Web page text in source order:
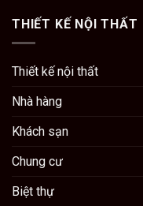
THIẾT KẾ NỘI THẤT
Thiết kế nội thất
Nhà hàng
Khách sạn
Chung cư
Biệt thự